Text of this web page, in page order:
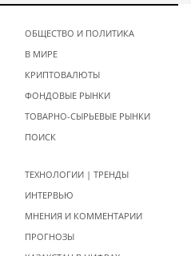
ОБЩЕСТВО И ПОЛИТИКА
В МИРЕ
КРИПТОВАЛЮТЫ
ФОНДОВЫЕ РЫНКИ
ТОВАРНО-СЫРЬЕВЫЕ РЫНКИ
ПОИСК
ТЕХНОЛОГИИ | ТРЕНДЫ
ИНТЕРВЬЮ
МНЕНИЯ И КОММЕНТАРИИ
ПРОГНОЗЫ